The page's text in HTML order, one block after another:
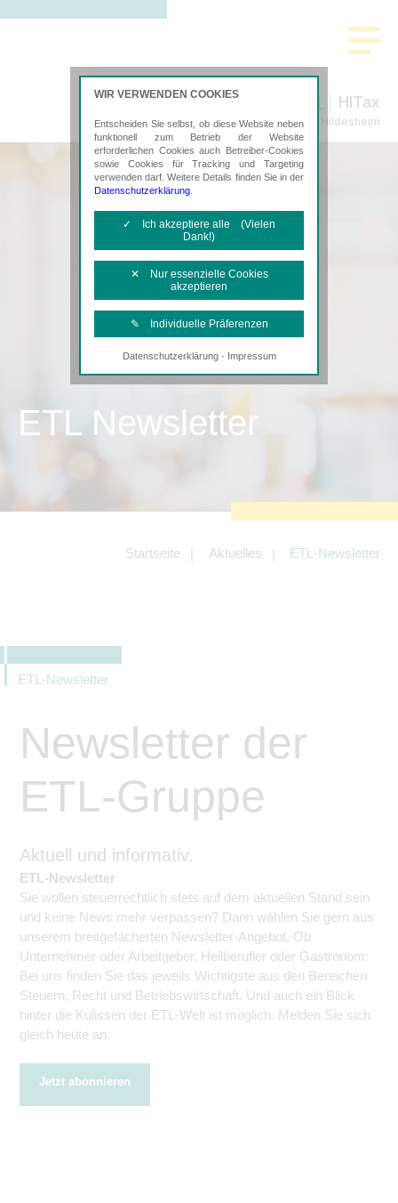
HITax
Steuerberatung in Hildesheim
ETL Newsletter
Startseite Aktuelles ETL-Newsletter
ETL-Newsletter
Newsletter der
ETL-Gruppe
Aktuell und informativ.
ETL-Newsletter
Sie wollen steuerrechtlich stets auf dem aktuellen Stand sein
und keine News mehr verpassen? Dann wählen Sie gern aus
unserem breitgefächerten Newsletter-Angebot. Ob
Unternehmer oder Arbeitgeber, Heilberufler oder Gastronom:
Bei uns finden Sie das jeweils Wichtigste aus den Bereichen
Steuern, Recht und Betriebswirtschaft. Und auch ein Blick
hinter die Kulissen der ETL-Welt ist möglich. Melden Sie sich
gleich heute an.
Jetzt abonnieren
WIR VERWENDEN COOKIES
Entscheiden Sie selbst, ob diese Website neben
funktionell zum Betrieb der Website
erforderlichen Cookies auch Betreiber-Cookies
sowie Cookies für Tracking und Targeting
verwenden darf. Weitere Details finden Sie in der
Datenschutzerklärung
✓ Ich akzeptiere alle (Vielen
Dank!)
✕ Nur essenzielle Cookies
akzeptieren
✎ Individuelle Präferenzen
Notwendige Cookies
Diese Cookies sind erforderlich, um die
Tracking- und Targeting-Cookies
Angebotes einschließlich der
Angeboten von z.B. Facebook und
LinkedIn.
Datenschutzerklärung· Impressum